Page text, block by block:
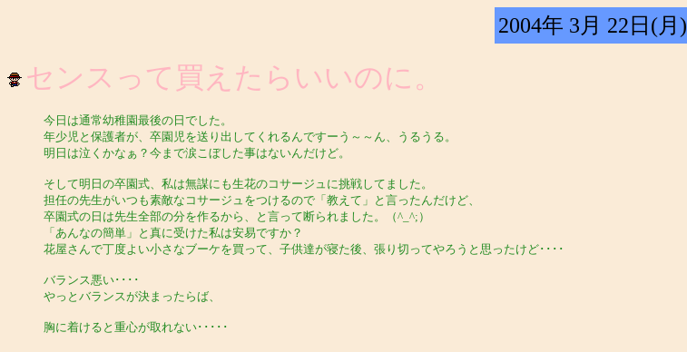
2004年 3月 22日(月)
センスって買えたらいいのに。
今日は通常幼稚園最後の日でした。
年少児と保護者が、卒園児を送り出してくれるんですーう～～ん、うるうる。
明日は泣くかなぁ？今まで涙こぼした事はないんだけど。
そして明日の卒園式、私は無謀にも生花のコサージュに挑戦してました。
担任の先生がいつも素敵なコサージュをつけるので「教えて」と言ったんだけど、
卒園式の日は先生全部の分を作るから、と言って断られました。（^_^;）
「あんなの簡単」と真に受けた私は安易ですか？
花屋さんで丁度よい小さなブーケを買って、子供達が寝た後、張り切ってやろうと思ったけど････
バランス悪い････
やっとバランスが決まったらば、
胸に着けると重心が取れない･････